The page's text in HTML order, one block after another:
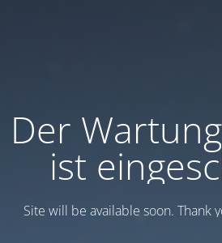
Der
ist
Site will be available soon. Thank